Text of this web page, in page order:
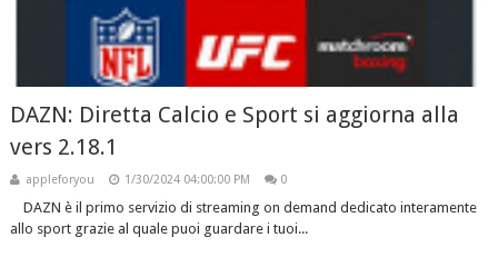
DAZN: Diretta Calcio e Sport si aggiorna alla
vers 2.18.1
appleforyou 1/30/2024 04:00:00 PM 0
DAZN è il primo servizio di streaming on demand dedicato interamente
allo sport grazie al quale puoi guardare i tuoi...